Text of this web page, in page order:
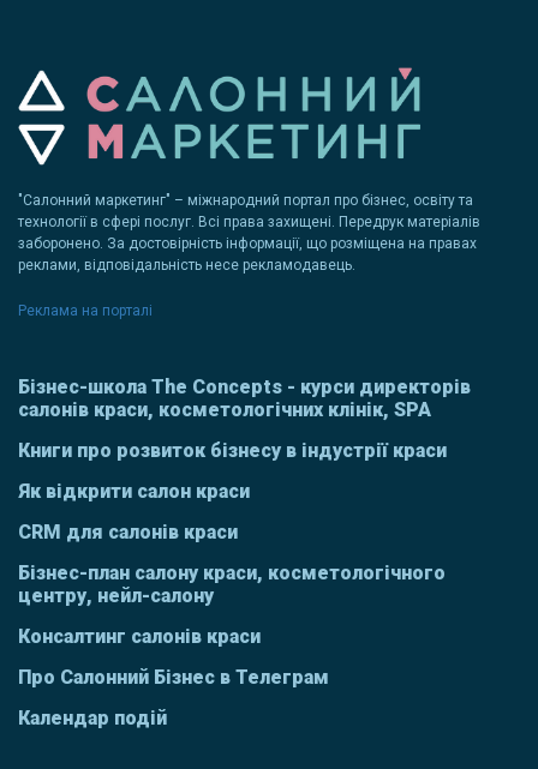
"Салонний маркетинг" – міжнародний портал про бізнес, освіту та
технології в сфері послуг. Всі права захищені. Передрук матеріалів
заборонено. За достовірність інформації, що розміщена на правах
реклами, відповідальність несе рекламодавець.
Реклама на порталі
Бізнес-школа The Concepts - курси директорів
салонів краси, косметологічних клінік, SPA
Книги про розвиток бізнесу в індустрії краси
Як відкрити салон краси
CRM для салонів краси
Бізнес-план салону краси, косметологічного
центру, нейл-салону
Консалтинг салонів краси
Про Салонний Бізнес в Телеграм
Календар подій